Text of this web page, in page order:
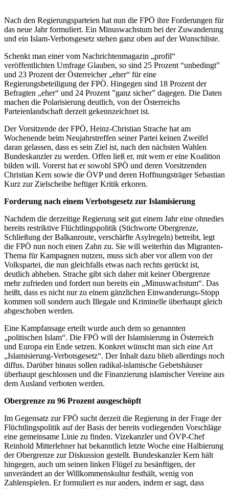
Nach den Regierungsparteien hat nun die FPÖ ihre Forderungen für
das neue Jahr formuliert. Ein Minuswachstum bei der Zuwanderung
und ein Islam-Verbotsgesetz stehen ganz oben auf der Wunschliste.
Schenkt man einer vom Nachrichtenmagazin „profil“
veröffentlichten Umfrage Glauben, so sind 25 Prozent “unbedingt”
und 23 Prozent der Österreicher „eher“ für eine
Regierungsbeteiligung der FPÖ. Hingegen sind 18 Prozent der
Befragten „eher“ und 24 Prozent ”ganz sicher” dagegen. Die Daten
machen die Polarisierung deutlich, von der Österreichs
Parteienlandschaft derzeit gekennzeichnet ist.
Der Vorsitzende der FPÖ, Heinz-Christian Strache hat am
Wochenende beim Neujahrstreffen seiner Partei keinen Zweifel
daran gelassen, dass es sein Ziel ist, nach den nächsten Wahlen
Bundeskanzler zu werden. Offen ließ er, mit wem er eine Koalition
bilden will. Vorerst hat er sowohl SPÖ und deren Vorsitzenden
Christian Kern sowie die ÖVP und deren Hoffnungsträger Sebastian
Kurz zur Zielscheibe heftiger Kritik erkoren.
Forderung nach einem Verbotsgesetz zur Islamisierung
Nachdem die derzeitige Regierung seit gut einem Jahr eine ohnedies
bereits restriktive Flüchtlingspolitik (Stichworte Obergrenze,
Schließung der Balkanroute, verschärfte Asylregeln) betreibt, legt
die FPÖ nun noch einen Zahn zu. Sie will weiterhin das Migranten-
Thema für Kampagnen nutzen, muss sich aber vor allem von der
Volkspartei, die nun gleichfalls etwas nach rechts gerückt ist,
deutlich abheben. Strache gibt sich daher mit keiner Obergrenze
mehr zufrieden und fordert nun bereits ein „Minuswachstum“. Das
heißt, dass es nicht nur zu einem gänzlichen Einwanderungs-Stopp
kommen soll sondern auch Illegale und Kriminelle überhaupt gleich
abgeschoben werden.
Eine Kampfansage erteilt wurde auch dem so genannten
„politischen Islam“. Die FPÖ will der Islamisierung in Österreich
und Europa ein Ende setzen. Konkret wünscht man sich eine Art
„Islamisierung-Verbotsgesetz“. Der Inhalt dazu blieb allerdings noch
diffus. Darüber hinaus sollen radikal-islamische Gebetshäuser
überhaupt geschlossen und die Finanzierung islamischer Vereine aus
dem Ausland verboten werden.
Obergrenze zu 96 Prozent ausgeschöpft
Im Gegensatz zur FPÖ sucht derzeit die Regierung in der Frage der
Flüchtlingspolitik auf der Basis der bereits vorliegenden Vorschläge
eine gemeinsame Linie zu finden. Vizekanzler und ÖVP-Chef
Reinhold Mitterlehner hat bekanntlich letzte Woche eine Halbierung
der Obergrenze zur Diskussion gestellt. Bundeskanzler Kern hält
hingegen, auch um seinen linken Flügel zu besänftigen, der
unverändert an der Willkommenskultur festhält, wenig von
Zahlenspielen. Er formuliert es nur anders, indem er sagt, dass